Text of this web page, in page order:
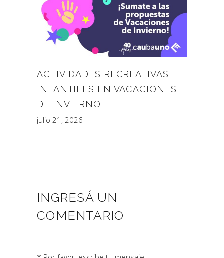
ACTIVIDADES RECREATIVAS
INFANTILES EN VACACIONES
DE INVIERNO
julio 21, 2026
INGRESÁ UN
COMENTARIO